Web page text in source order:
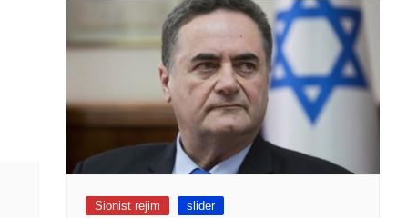
Sionist rejim slider